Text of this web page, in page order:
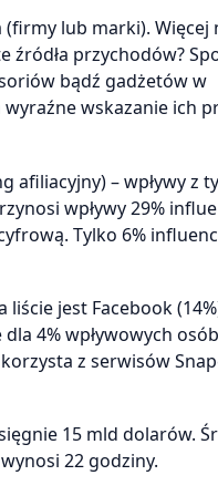
lub marki). Więcej
źródła przychodów?
bądź gadżetów w
wyraźne wskazanie ich
– wpływy z
wpływy 29%
Tylko 6%
jest Facebook
4% wpływowych osób
z serwisów
15 mld dolarów.
22 godziny.